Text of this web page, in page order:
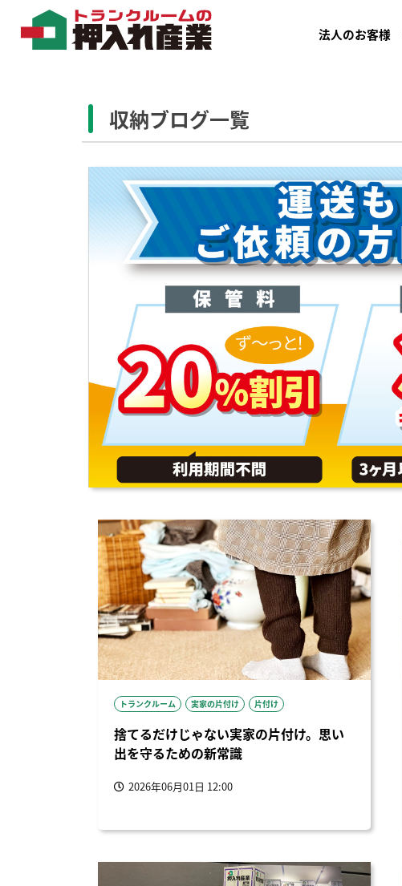
法人のお客様
収納ブログ一覧
トランクルーム 実家の片付け 片付け
捨てるだけじゃない実家の片付け。思い
出を守るための新常識
2026年06月01日 12:00